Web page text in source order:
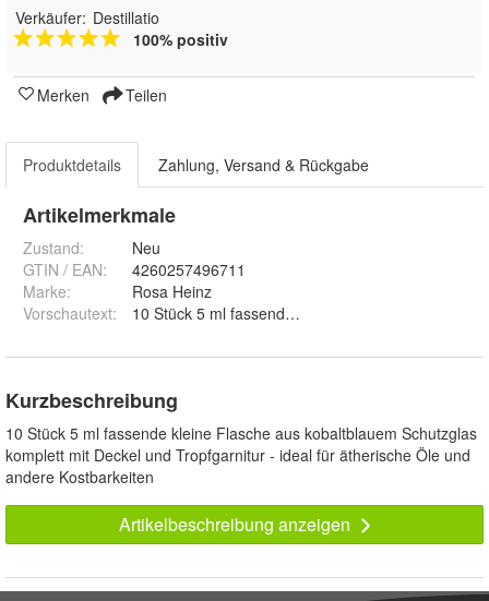
Verkäufer: Destillatio
100% positiv
Merken Teilen
Produktdetails Zahlung, Versand & Rückgabe
Artikelmerkmale
Zustand:
Neu
GTIN / EAN:
4260257496711
Marke:
Rosa Heinz
Vorschautext: 10 Stück 5 ml fassende kleine Flasche aus
Kurzbeschreibung
10 Stück 5 ml fassende kleine Flasche aus kobaltblauem Schutzglas
komplett mit Deckel und Tropfgarnitur - ideal für ätherische Öle und
andere Kostbarkeiten
Artikelbeschreibung anzeigen